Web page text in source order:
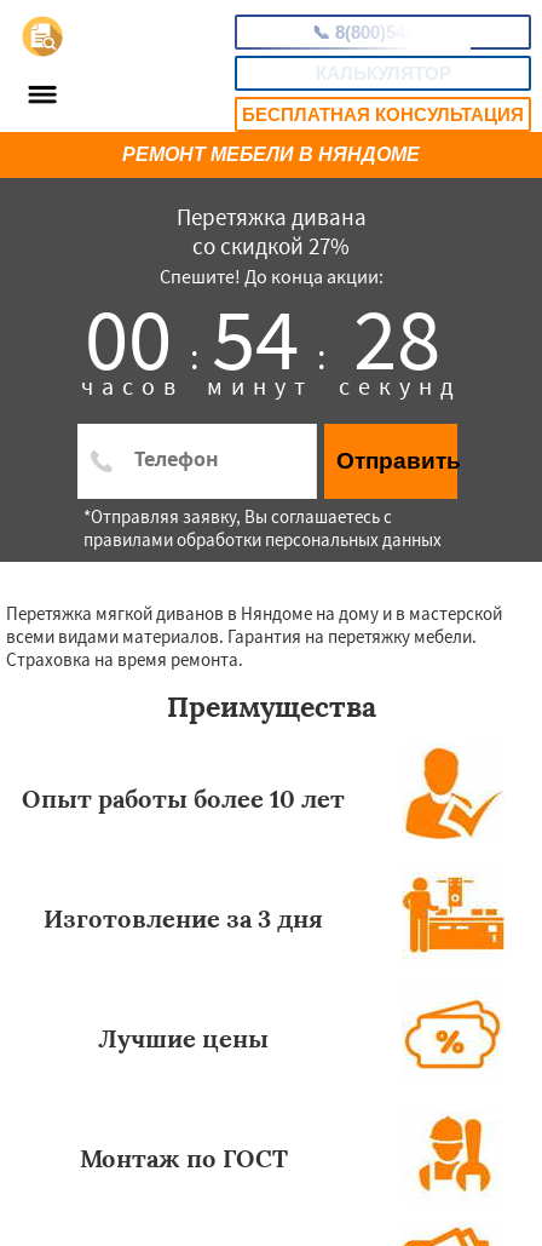
📞 8(800)5403465
КАЛЬКУЛЯТОР
БЕСПЛАТНАЯ КОНСУЛЬТАЦИЯ
Перетяжка дивана
со скидкой 27%
Спешите! До конца акции:
00 :
часов 54 :
минут 27
секунд
Отправить
*Отправляя заявку, Вы соглашаетесь с
правилами обработки персональных данных
РЕМОНТ МЕБЕЛИ В НЯНДОМЕ
Перетяжка мягкой диванов в Няндоме на дому и в мастерской
всеми видами материалов. Гарантия на перетяжку мебели.
Страховка на время ремонта.
Преимущества
Опыт работы более 10 лет
Изготовление за 3 дня
Лучшие цены
Монтаж по ГОСТ